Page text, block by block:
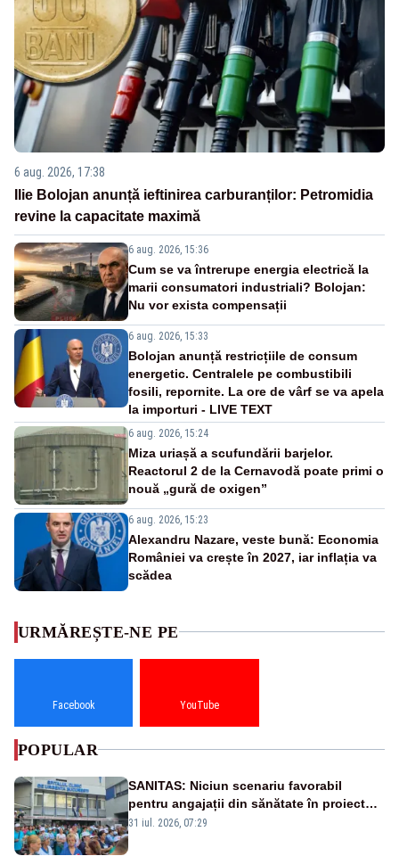
6 aug. 2026, 17:38
Ilie Bolojan anunță ieftinirea carburanților: Petromidia
revine la capacitate maximă
6 aug. 2026, 15:36
Cum se va întrerupe energia electrică la
marii consumatori industriali? Bolojan:
Nu vor exista compensații
6 aug. 2026, 15:33
Bolojan anunță restricțiile de consum
energetic. Centralele pe combustibili
fosili, repornite. La ore de vârf se va apela
la importuri - LIVE TEXT
6 aug. 2026, 15:24
Miza uriașă a scufundării barjelor.
Reactorul 2 de la Cernavodă poate primi o
nouă „gură de oxigen”
6 aug. 2026, 15:23
Alexandru Nazare, veste bună: Economia
României va crește în 2027, iar inflația va
scădea
URMĂREȘTE-NE PE
Facebook YouTube
POPULAR
SANITAS: Niciun scenariu favorabil
pentru angajații din sănătate în proiectul
Legii salarizării
31 iul. 2026, 07:29